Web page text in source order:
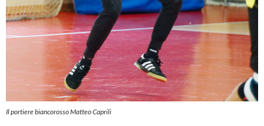
Il portiere biancorosso Matteo Caprili